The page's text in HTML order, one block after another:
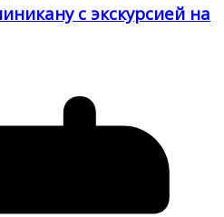
с экскурсией на